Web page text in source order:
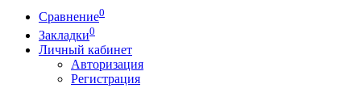
Сравнение0
Закладки0
Личный кабинет
Авторизация
Регистрация